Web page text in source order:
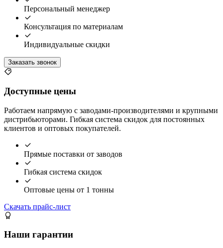
Персональный менеджер
Консультация по материалам
Индивидуальные скидки
Заказать звонок
Доступные цены
Работаем напрямую с заводами-производителями и крупными
дистрибьюторами. Гибкая система скидок для постоянных
клиентов и оптовых покупателей.
Прямые поставки от заводов
Гибкая система скидок
Оптовые цены от 1 тонны
Скачать прайс-лист
Наши гарантии